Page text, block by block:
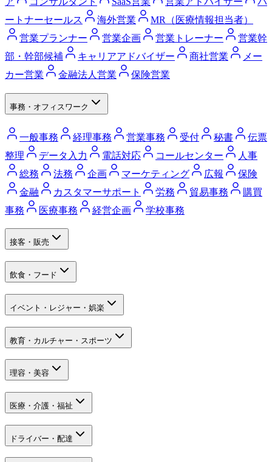
ートナーセールス
海外営業
MR（医療情報担当者）
営業プランナー
営業企画 営業トレーナー
営業幹
部・幹部候補
キャリアアドバイザー 商社営業
メー
カー営業
金融法人営業 保険営業
事務・オフィスワーク
一般事務 経理事務 営業事務 受付 秘書
伝票
整理
データ入力 電話対応 コールセンター
人事
総務
法務 企画 マーケティング 広報
保険
金融
カスタマーサポート 労務 貿易事務
購買
事務
医療事務 経営企画 学校事務
接客・販売
飲食・フード
イベント・レジャー・娯楽
教育・カルチャー・スポーツ
理容・美容
医療・介護・福祉
ドライバー・配達